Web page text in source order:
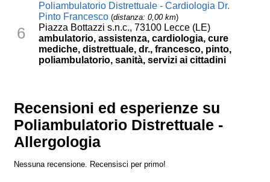
6
Poliambulatorio Distrettuale - Cardiologia Dr.
Pinto Francesco (distanza: 0,00 km)
Piazza Bottazzi s.n.c., 73100 Lecce (LE)
ambulatorio, assistenza, cardiologia, cure
mediche, distrettuale, dr., francesco, pinto,
poliambulatorio, sanità, servizi ai cittadini
Recensioni ed esperienze su
Poliambulatorio Distrettuale -
Allergologia
Nessuna recensione. Recensisci per primo!